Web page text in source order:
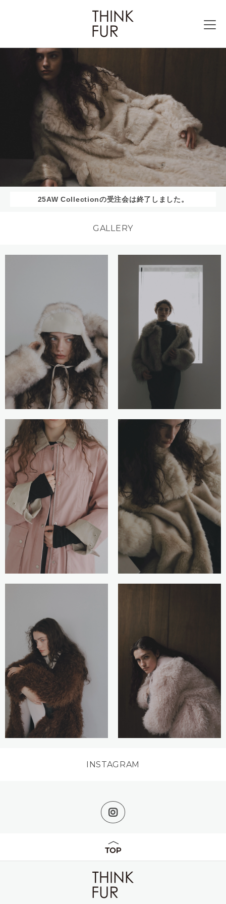
25AW Collectionの受注会は終了しました。
GALLERY
INSTAGRAM